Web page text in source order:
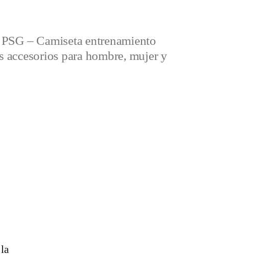
– Camiseta entrenamiento
accesorios para hombre, mujer y